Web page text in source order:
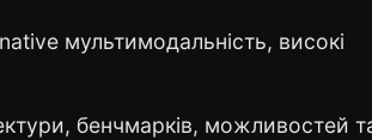
мультимодальність, високі
бенчмарків, можливостей